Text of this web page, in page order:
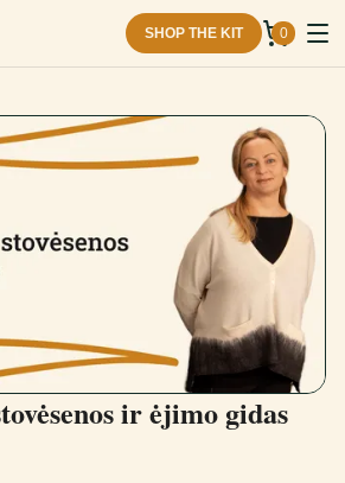
SHOP THE KIT 0
ir ėjimo gidas